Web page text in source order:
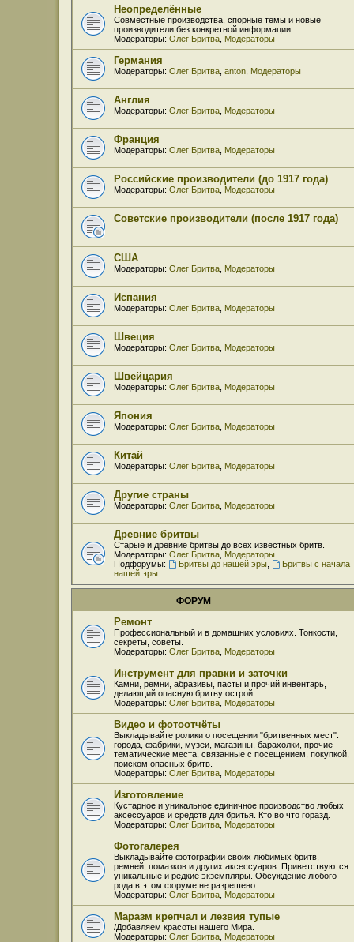
Неопределённые
Совместные производства, спорные темы и новые
производители без конкретной информации
Модераторы: Олег Бритва Модераторы
Германия
Модераторы: Олег Бритва anton Модераторы
Англия
Модераторы: Олег Бритва Модераторы
Франция
Модераторы: Олег Бритва Модераторы
Российские производители (до 1917 года)
Модераторы: Олег Бритва Модераторы
Советские производители (после 1917 года)
США
Модераторы: Олег Бритва Модераторы
Испания
Модераторы: Олег Бритва Модераторы
Швеция
Модераторы: Олег Бритва Модераторы
Швейцария
Модераторы: Олег Бритва Модераторы
Япония
Модераторы: Олег Бритва Модераторы
Китай
Модераторы: Олег Бритва Модераторы
Другие страны
Модераторы: Олег Бритва Модераторы
Древние бритвы
Старые и древние бритвы до всех известных бритв.
Модераторы: Олег Бритва Модераторы
Подфорумы:
Бритвы до нашей эры,
Бритвы с начала
нашей эры.
ФОРУМ
Ремонт
Профессиональный и в домашних условиях. Тонкости,
секреты, советы.
Модераторы: Олег Бритва Модераторы
Инструмент для правки и заточки
Камни, ремни, абразивы, пасты и прочий инвентарь,
делающий опасную бритву острой.
Модераторы: Олег Бритва Модераторы
Видео и фотоотчёты
Выкладывайте ролики о посещении "бритвенных мест":
города, фабрики, музеи, магазины, барахолки, прочие
тематические места, связанные с посещением, покупкой,
поиском опасных бритв.
Модераторы: Олег Бритва Модераторы
Изготовление
Кустарное и уникальное единичное производство любых
аксессуаров и средств для бритья. Кто во что горазд.
Модераторы: Олег Бритва Модераторы
Фотогалерея
Выкладывайте фотографии своих любимых бритв,
ремней, помазков и других аксессуаров. Приветствуются
уникальные и редкие экземпляры. Обсуждение любого
рода в этом форуме не разрешено.
Модераторы: Олег Бритва Модераторы
Маразм крепчал и лезвия тупые
/Добавляем красоты нашего Мира.
Модераторы: Олег Бритва Модераторы